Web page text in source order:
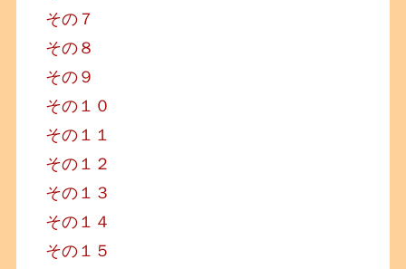
その７
その８
その９
その１０
その１１
その１２
その１３
その１４
その１５